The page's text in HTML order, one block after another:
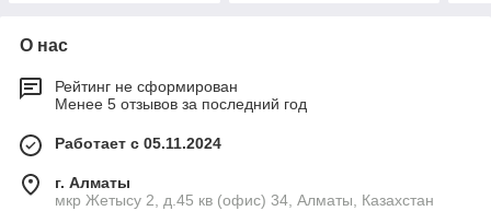
О нас
Рейтинг не сформирован
Менее 5 отзывов за последний год
Работает с 05.11.2024
г. Алматы
мкр Жетысу 2, д.45 кв (офис) 34, Алматы, Казахстан